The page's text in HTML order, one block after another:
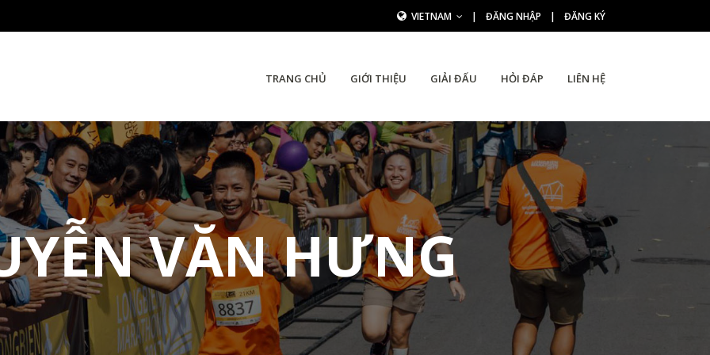
VIETNAM | ĐĂNG NHẬP | ĐĂNG KÝ
TRANG CHỦ GIỚI THIỆU GIẢI ĐẤU HỎI ĐÁP LIÊN HỆ
VĂN HƯNG